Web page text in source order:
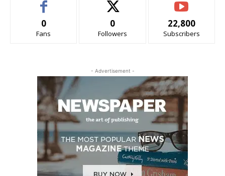
0
Fans
0
Followers
22,800
Subscribers
- Advertisement -